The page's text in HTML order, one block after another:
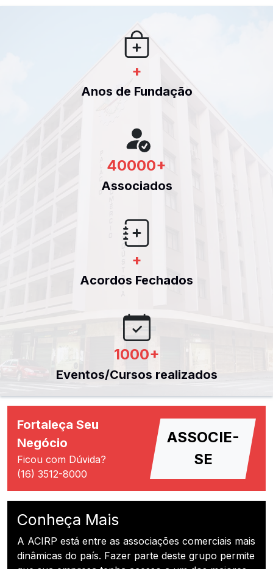
+
Anos de Fundação
40000+
Associados
+
Acordos Fechados
1000+
Eventos/Cursos realizados
Fortaleça Seu
Negócio
Ficou com Dúvida?
(16) 3512-8000
ASSOCIE-
SE
Conheça Mais
A ACIRP está entre as associações comerciais mais
dinâmicas do país. Fazer parte deste grupo permite